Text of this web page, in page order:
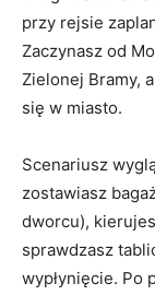
przy rejsie
Zaczynasz od
Zielonej Bramy,
się w miasto.
Scenariusz
zostawiasz
dworcu),
sprawdzasz
wypłynięcie. Po